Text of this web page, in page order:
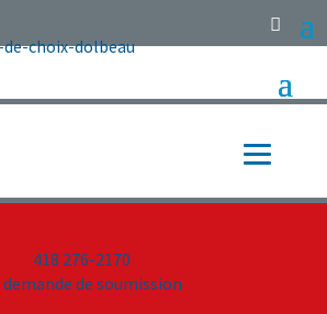
418 276-2170
demande de soumission